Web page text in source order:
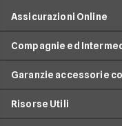
Assicurazioni Online
RC Auto
RC Moto
Assicurazione Ciclomotore
Compagnie ed
Allianz Direct
Garanzie accessorie
Risorse Utili